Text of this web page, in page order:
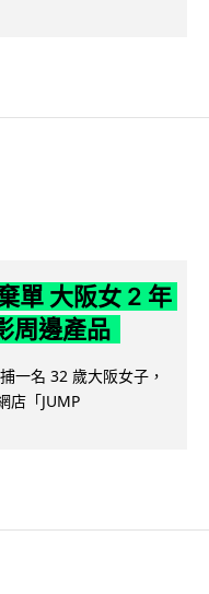
單 大阪女 2 年
周邊產品
一名 32 歲大阪女子，
店「JUMP